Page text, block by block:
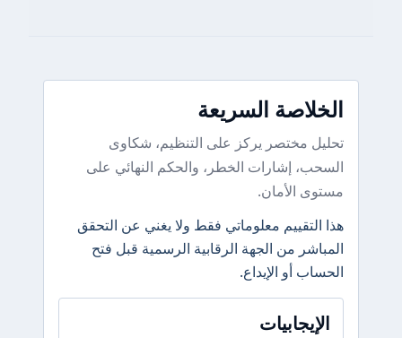
الخلاصة السريعة
تحليل مختصر يركز على التنظيم، شكاوى
السحب، إشارات الخطر، والحكم النهائي على
مستوى الأمان.
هذا التقييم معلوماتي فقط ولا يغني عن التحقق
المباشر من الجهة الرقابية الرسمية قبل فتح
الحساب أو الإيداع.
الإيجابيات